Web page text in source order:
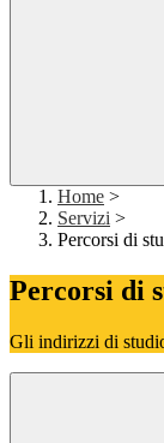
Home >
Servizi >
Percorsi di
Percorsi di
Gli indirizzi di